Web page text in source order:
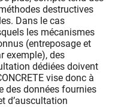
destructives
Dans le cas
les mécanismes
(entreposage et
exemple), des
dédiées doivent
vise donc à
des données fournies
d’auscultation